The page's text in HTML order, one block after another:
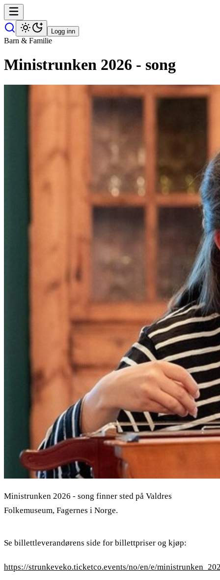
Logg inn
Barn & Familie
Ministrunken 2026 - song
Ministrunken 2026 - song finner sted på Valdres
Folkemuseum, Fagernes i Norge.
Se billettleverandørens side for billettpriser og kjøp:
https://strunkeveko.ticketco.events/no/en/e/